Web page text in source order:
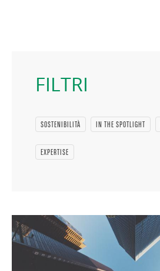
FILTRI
SOSTENIBILITÀ IN THE SPOTLIGHT
EXPERTISE